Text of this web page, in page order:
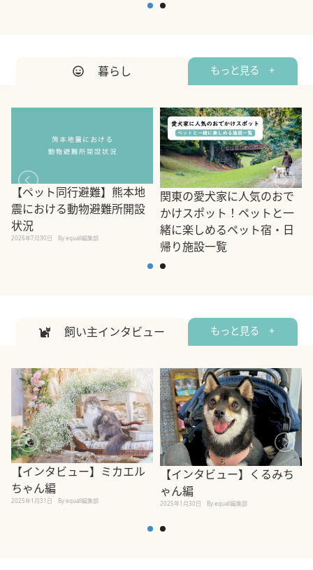
暮らし もっと見る +
【ペット同行避難】熊本地
震における動物避難所開設
状況
2026年7月30日 By equall編集部
関東の愛犬家に人気のおで
かけスポット！ペットと一
緒に楽しめるペット宿・日
帰り施設一覧
飼い主インタビュー もっと見る +
【インタビュー】ミカエル
ちゃん編
2025年1月31日 By equall編集部
【インタビュー】くるみち
ゃん編
2025年1月30日 By equall編集部